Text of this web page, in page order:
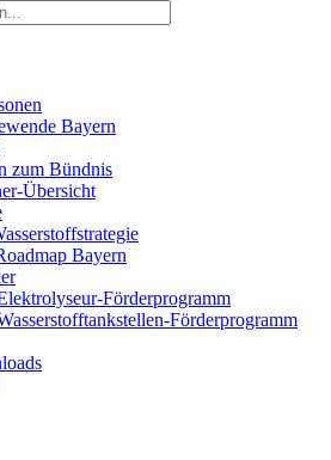
Bayern
zum Bündnis
Übersicht
Bayern
Förderprogramm
Förderprogramm